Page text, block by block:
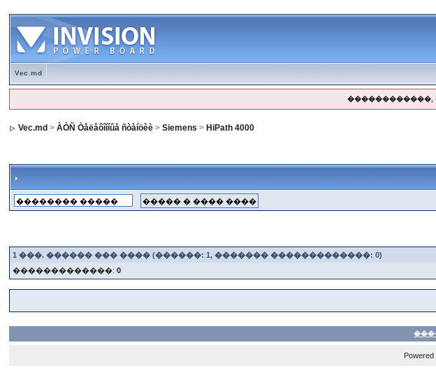
Vec.md
������������,
Vec.md >ÀÒÑ Òåëåôîííûå ñòàíöèè >Siemens > HiPath 4000
1 ���. ������ ��� ���� (������: 1, ������� �������������: 0)
�������������:0